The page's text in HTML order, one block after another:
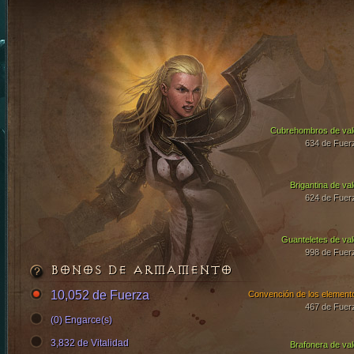
Brigantina de
624 de
Guanteletes de
998 de
Cubrehombros de
634 de
Brafonera de
Convención de los
467 de
BONOS DE ARMAMENTO
10,052 de Fuerza
(0) Engarce(s)
3,832 de Vitalidad